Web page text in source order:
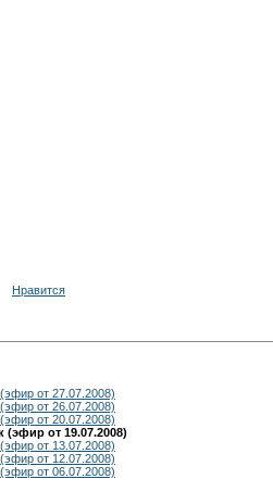
Нравится
от 27.07.2008)
от 26.07.2008)
от 20.07.2008)
(эфир от 19.07.2008)
от 13.07.2008)
от 12.07.2008)
от 06.07.2008)